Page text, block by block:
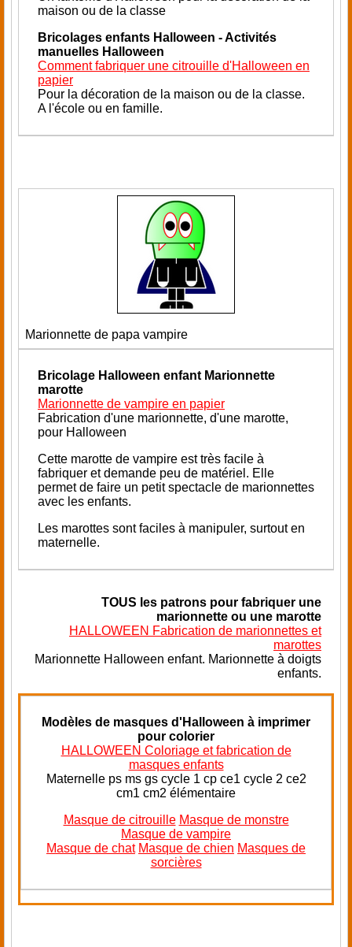
maison ou de la classe
Bricolages enfants Halloween - Activités
manuelles Halloween
Comment fabriquer une citrouille d'Halloween en
papier
Pour la décoration de la maison ou de la classe.
A l'école ou en famille.
Marionnette de papa vampire
Bricolage Halloween enfant Marionnette
marotte
Marionnette de vampire en papier
Fabrication d'une marionnette, d'une marotte,
pour Halloween
Cette marotte de vampire est très facile à
fabriquer et demande peu de matériel. Elle
permet de faire un petit spectacle de marionnettes
avec les enfants.
Les marottes sont faciles à manipuler, surtout en
maternelle.
TOUS les patrons pour fabriquer une
marionnette ou une marotte
HALLOWEEN Fabrication de marionnettes et
marottes
Marionnette Halloween enfant. Marionnette à doigts
enfants.
Modèles de masques d'Halloween à imprimer
pour colorier
HALLOWEEN Coloriage et fabrication de
masques enfants
Maternelle ps ms gs cycle 1 cp ce1 cycle 2 ce2
cm1 cm2 élémentaire
Masque de citrouille Masque de monstre
Masque de vampire
Masque de chat Masque de chien Masques de
sorcières